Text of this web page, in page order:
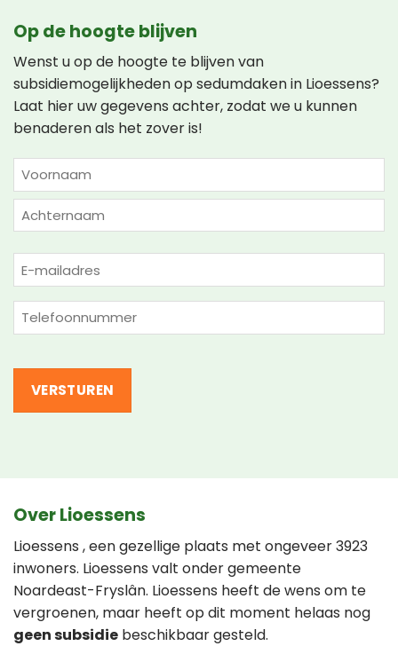
Op de hoogte blijven
Wenst u op de hoogte te blijven van
subsidiemogelijkheden op sedumdaken in Lioessens?
Laat hier uw gegevens achter, zodat we u kunnen
benaderen als het zover is!
NAAM
(VEREIST)
Voornaam
E-
mailadres
(Vereist)
Telefoon
(Vereist)
Over Lioessens
Lioessens , een gezellige plaats met ongeveer 3923
inwoners. Lioessens valt onder gemeente
Noardeast-Fryslân. Lioessens heeft de wens om te
vergroenen, maar heeft op dit moment helaas nog
geen subsidie beschikbaar gesteld.